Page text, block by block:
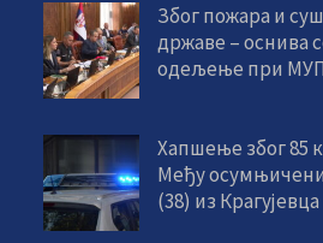
Због пожара и
државе – оснива
одељење при
Хапшење због 85
Међу
(38) из Крагујевца